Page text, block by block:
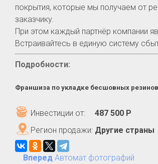
покрытия, которые мы получаем от
заказчику.
При этом каждый партнёр компании
Встраивайтесь в единую систему
Подробности:
Франшиза по укладке бесшовных
Инвестиции от:
487 500 Р
Регион продажи: Другие страны
Вперед Автомат фотографий